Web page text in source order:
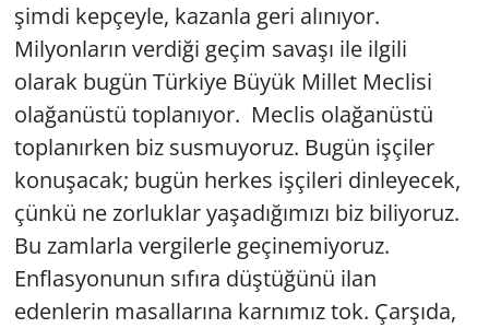
şimdi kepçeyle, kazanla geri alınıyor.
Milyonların verdiği geçim savaşı ile ilgili
olarak bugün Türkiye Büyük Millet Meclisi
olağanüstü toplanıyor. Meclis olağanüstü
toplanırken biz susmuyoruz. Bugün işçiler
konuşacak; bugün herkes işçileri dinleyecek,
çünkü ne zorluklar yaşadığımızı biz biliyoruz.
Bu zamlarla vergilerle geçinemiyoruz.
Enflasyonunun sıfıra düştüğünü ilan
edenlerin masallarına karnımız tok. Çarşıda,